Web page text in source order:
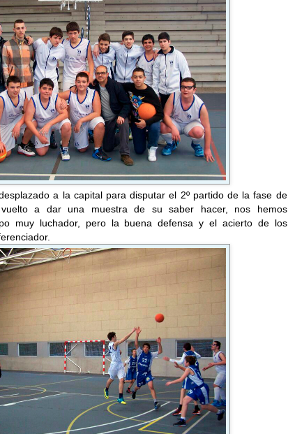
a la capital para disputar el 2º partido de la fase de
vuelto a dar una muestra de su saber hacer, nos hemos
muy luchador, pero la buena defensa y el acierto de los